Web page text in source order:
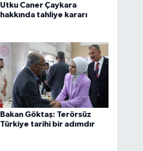
Utku Caner Çaykara
hakkında tahliye kararı
Bakan Göktaş: Terörsüz
Türkiye tarihi bir adımdır